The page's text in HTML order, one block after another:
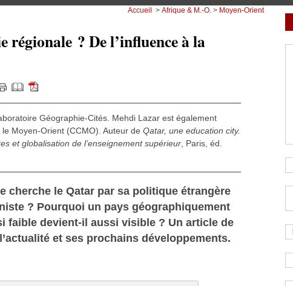
Accueil >Afrique & M.-O. > Moyen-Orient
? De l’influence à la
Géographie-Cités. Mehdi Lazar est également
Moyen-Orient (CCMO). Auteur de Qatar, une education city.
et globalisation de l’enseignement supérieur, Paris, éd.
cherche le Qatar par sa politique étrangère
? Pourquoi un pays géographiquement
faible devient-il aussi visible ? Un article de
et ses prochains développements.